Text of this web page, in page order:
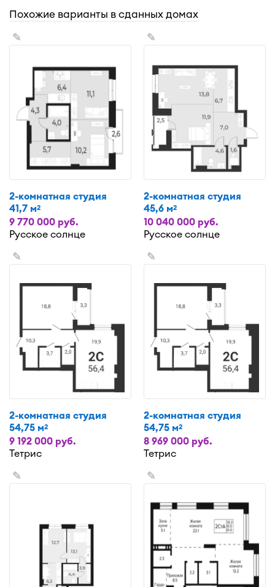
Похожие варианты в сданных домах
✎
2-комнатная студия
41,7 м2
9 770 000 руб.
Русское солнце
✎
2-комнатная студия
45,6 м2
10 040 000 руб.
Русское солнце
✎
2-комнатная студия
54,75 м2
9 192 000 руб.
Тетрис
✎
2-комнатная студия
54,75 м2
8 969 000 руб.
Тетрис
✎ ✎